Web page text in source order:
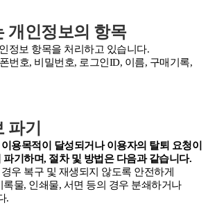
개인정보의 항목
정보 항목을 처리하고 있습니다.
번호, 비밀번호, 로그인ID, 이름, 구매기록,
파기
용목적이 달성되거나 이용자의 탈퇴 요청이
파기하며, 절차 및 방법은 다음과 같습니다.
우 복구 및 재생되지 않도록 안전하게
물, 인쇄물, 서면 등의 경우 분쇄하거나
.